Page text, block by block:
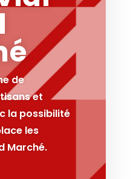
de
et
la possibilité
les
Marché.